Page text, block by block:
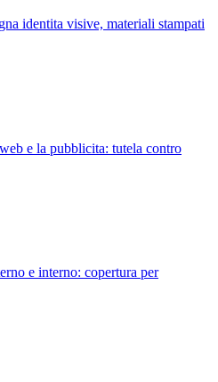
identita visive, materiali stampati
e la pubblicita: tutela contro
e interno: copertura per